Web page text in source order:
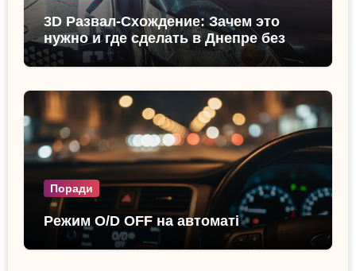
3D Развал-Схождение: Зачем это
нужно и где сделать в Днепре без
очереди?
Поради
Режим O/D OFF на автоматі